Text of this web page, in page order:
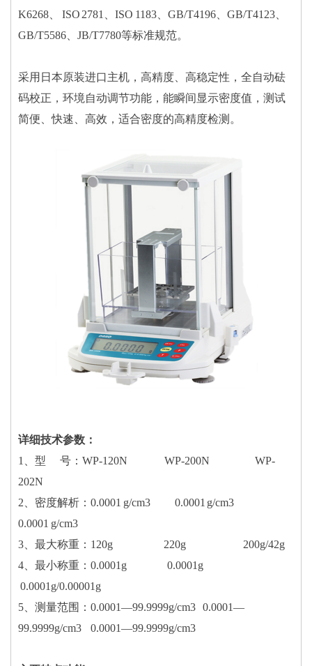
K6268、 ISO 2781、ISO 1183、GB/T4196、GB/T4123、
GB/T5586、JB/T7780等标准规范。
采用日本原装进口主机，高精度、高稳定性，全自动砝
码校正，环境自动调节功能，能瞬间显示密度值，测试
简便、快速、高效，适合密度的高精度检测。
详细技术参数：
1、型 号：WP-120N WP-200N WP-
202N
2、密度解析：0.0001 g/cm3 0.0001 g/cm3
0.0001 g/cm3
3、最大称重：120g 220g 200g/42g
4、最小称重：0.0001g 0.0001g
0.0001g/0.00001g
5、测量范围：0.0001—99.9999g/cm3 0.0001—
99.9999g/cm3 0.0001—99.9999g/cm3